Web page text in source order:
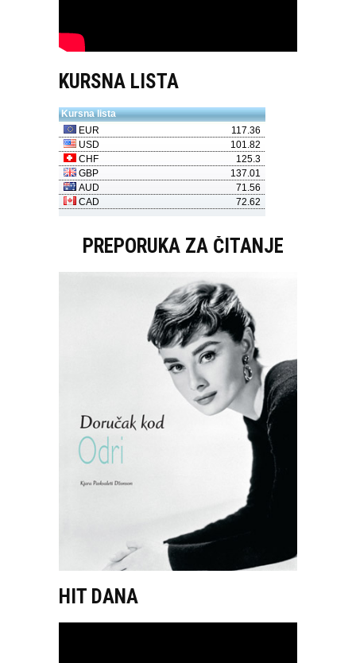
KURSNA LISTA
PREPORUKA ZA ČITANJE
HIT DANA